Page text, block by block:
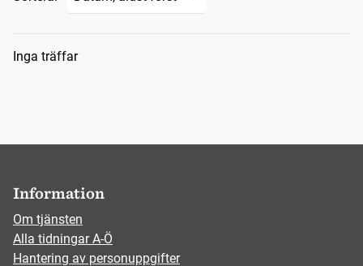
Sökresultat
Inga träffar
Information
Om tjänsten
Alla tidningar A-Ö
Hantering av personuppgifter